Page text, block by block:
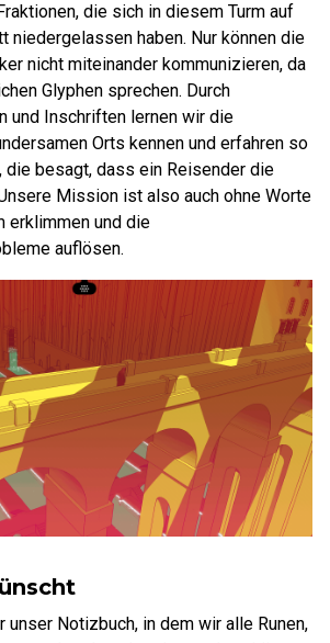
die sich in diesem Turm auf
niedergelassen haben. Nur können die
nicht miteinander kommunizieren, da
Glyphen sprechen. Durch
und Inschriften lernen wir die
Orts kennen und erfahren so
die besagt, dass ein Reisender die
Mission ist also auch ohne Worte
erklimmen und die
auflösen.
Notizbuch, in dem wir alle Runen,